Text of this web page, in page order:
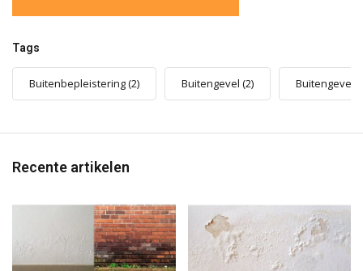
Tags
Buitenbepleistering(2) Buitengevel (2)
Recente artikelen